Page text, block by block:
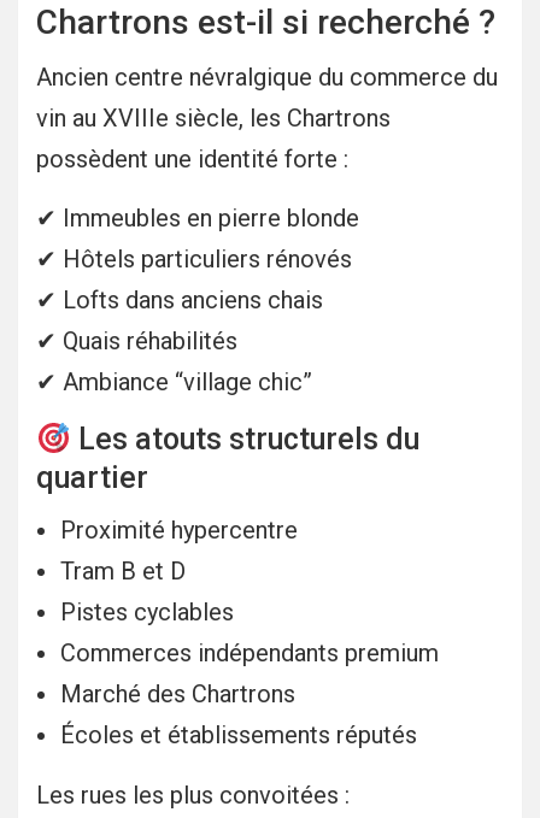
Chartrons est-il si recherché ?
Ancien centre névralgique du commerce du
vin au XVIIIe siècle, les Chartrons
possèdent une identité forte :
✔ Immeubles en pierre blonde
✔ Hôtels particuliers rénovés
✔ Lofts dans anciens chais
✔ Quais réhabilités
✔ Ambiance “village chic”
Les atouts structurels du
quartier
Proximité hypercentre
Tram B et D
Pistes cyclables
Commerces indépendants premium
Marché des Chartrons
Écoles et établissements réputés
Les rues les plus convoitées :